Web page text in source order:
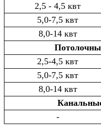
2,5 - 4,5 квт
5,0-7,5 квт
8,0-14 квт
2,5-4,5 квт
5,0-7,5 квт
8,0-14 квт
-